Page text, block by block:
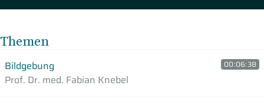
Themen
Bildgebung
Prof. Dr. med. Fabian Knebel
00:06:38